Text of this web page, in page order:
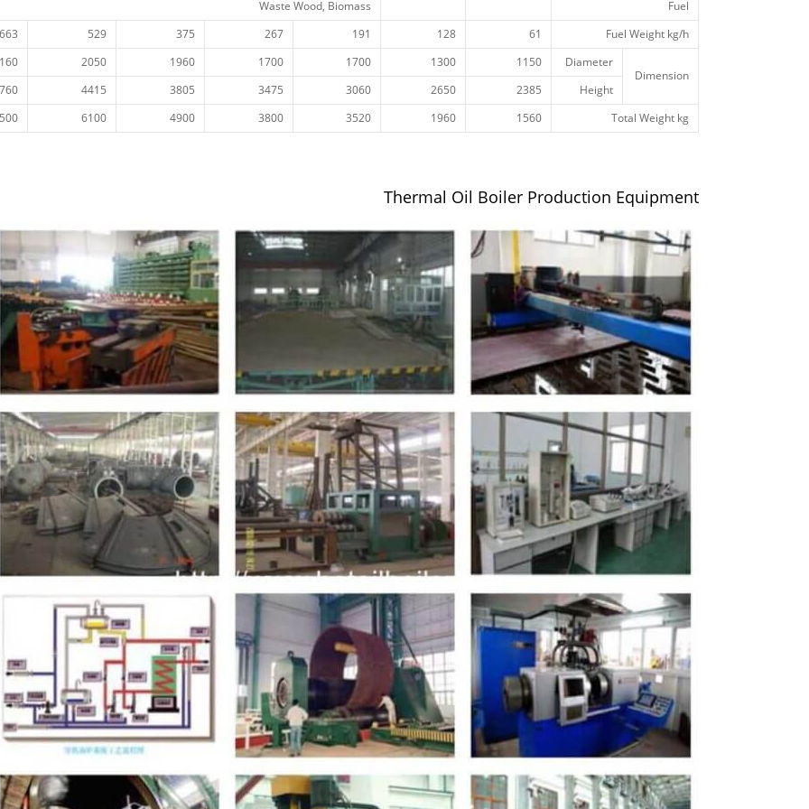
Fuel
Waste Wood, Biomass
Fuel Weight kg/h
61
128
191
267
375
529
663
Dimension
Diameter
1150
1300
1700
1700
1960
2050
Height
2385
2650
3060
3475
3805
4415
Total Weight kg
1560
1960
3520
3800
4900
6100
Thermal Oil Boiler Production Equipment